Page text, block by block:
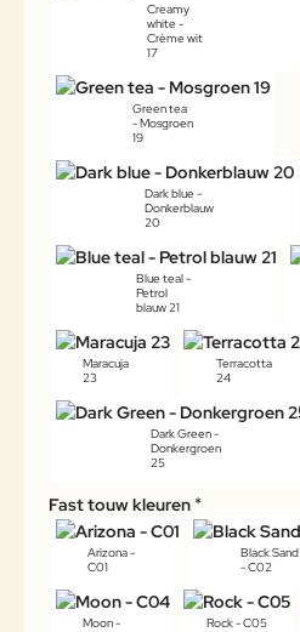
Creamy
white -
Crème wit
17
Green tea
- Mosgroen
19
Dark blue -
Donkerblauw
20
Blue teal -
Petrol
blauw 21
Maracuja
23
Terracotta
24
Dark Green -
Donkergroen
25
Fast touw kleuren
Arizona -
C01
Black Sand
- C02
Moon -
Rock - C05